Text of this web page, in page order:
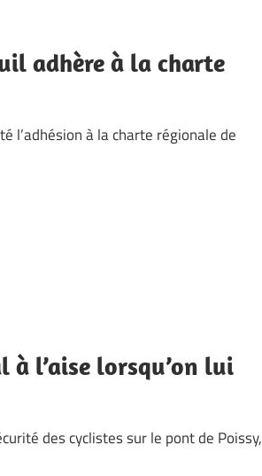
adhère à la charte
l’adhésion à la charte régionale de
à l’aise lorsqu’on lui
des cyclistes sur le pont de Poissy,